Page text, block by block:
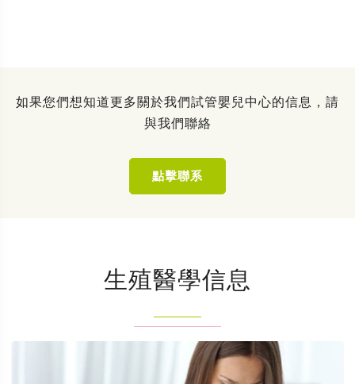
如果您們想知道更多關於我們試管嬰兒中心的信息，請
與我們聯絡
點擊聯系
生殖醫學信息